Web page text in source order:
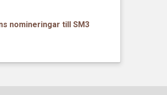
nomineringar till SM3